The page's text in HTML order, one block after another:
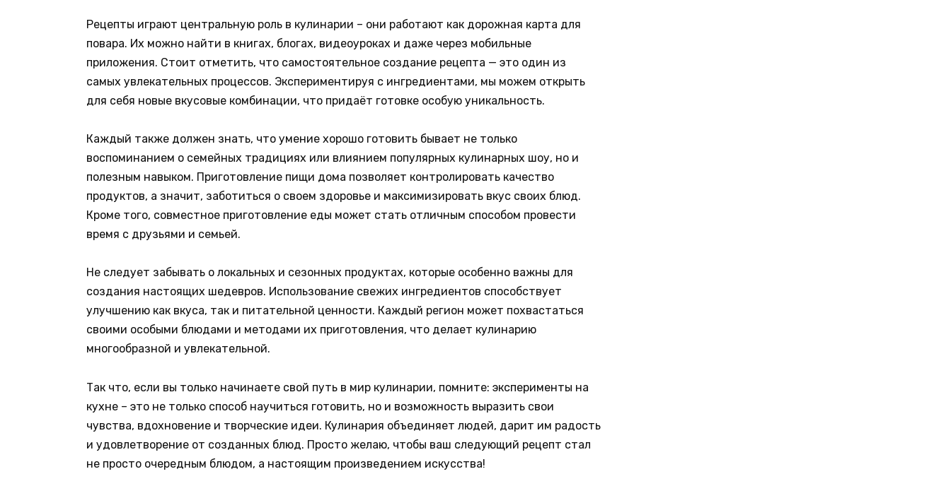
Рецепты играют центральную роль в кулинарии – они работают как дорожная карта для
повара. Их можно найти в книгах, блогах, видеоуроках и даже через мобильные
приложения. Стоит отметить, что самостоятельное создание рецепта — это один из
самых увлекательных процессов. Экспериментируя с ингредиентами, мы можем открыть
для себя новые вкусовые комбинации, что придаёт готовке особую уникальность.
Каждый также должен знать, что умение хорошо готовить бывает не только
воспоминанием о семейных традициях или влиянием популярных кулинарных шоу, но и
полезным навыком. Приготовление пищи дома позволяет контролировать качество
продуктов, а значит, заботиться о своем здоровье и максимизировать вкус своих блюд.
Кроме того, совместное приготовление еды может стать отличным способом провести
время с друзьями и семьей.
Не следует забывать о локальных и сезонных продуктах, которые особенно важны для
создания настоящих шедевров. Использование свежих ингредиентов способствует
улучшению как вкуса, так и питательной ценности. Каждый регион может похвастаться
своими особыми блюдами и методами их приготовления, что делает кулинарию
многообразной и увлекательной.
Так что, если вы только начинаете свой путь в мир кулинарии, помните: эксперименты на
кухне – это не только способ научиться готовить, но и возможность выразить свои
чувства, вдохновение и творческие идеи. Кулинария объединяет людей, дарит им радость
и удовлетворение от созданных блюд. Просто желаю, чтобы ваш следующий рецепт стал
не просто очередным блюдом, а настоящим произведением искусства!